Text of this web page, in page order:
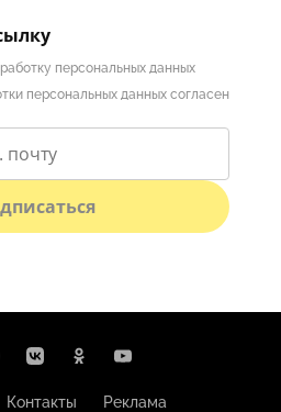
персональных данных
персональных данных согласен
Контакты
Реклама